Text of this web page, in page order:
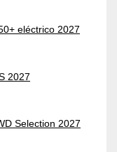
eléctrico 2027
2027
Selection 2027